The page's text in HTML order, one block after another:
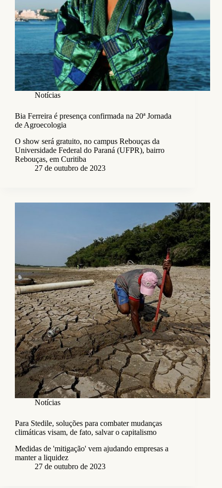
Notícias
Bia Ferreira é presença confirmada na 20ª Jornada
de Agroecologia
O show será gratuito, no campus Rebouças da
Universidade Federal do Paraná (UFPR), bairro
Rebouças, em Curitiba
27 de outubro de 2023
Notícias
Para Stedile, soluções para combater mudanças
climáticas visam, de fato, salvar o capitalismo
Medidas de 'mitigação' vem ajudando empresas a
manter a liquidez
27 de outubro de 2023